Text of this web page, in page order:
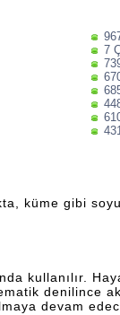
7
küme gibi
kullanılır.
denilince
devam